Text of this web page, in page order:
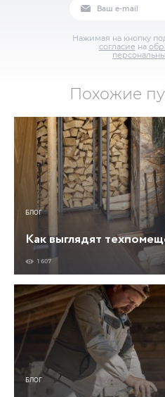
Нажимая на кнопку
согласие на
Похожие
БЛОГ
Как выглядят
1 607
БЛОГ